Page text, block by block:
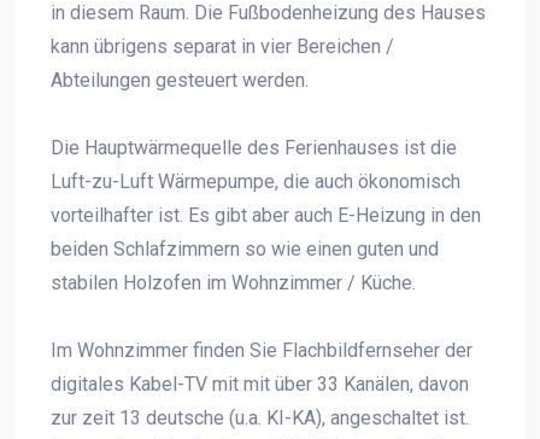
in diesem Raum. Die Fußbodenheizung des Hauses
kann übrigens separat in vier Bereichen /
Abteilungen gesteuert werden.
Die Hauptwärmequelle des Ferienhauses ist die
Luft-zu-Luft Wärmepumpe, die auch ökonomisch
vorteilhafter ist. Es gibt aber auch E-Heizung in den
beiden Schlafzimmern so wie einen guten und
stabilen Holzofen im Wohnzimmer / Küche.
Im Wohnzimmer finden Sie Flachbildfernseher der
digitales Kabel-TV mit mit über 33 Kanälen, davon
zur zeit 13 deutsche (u.a. KI-KA), angeschaltet ist.